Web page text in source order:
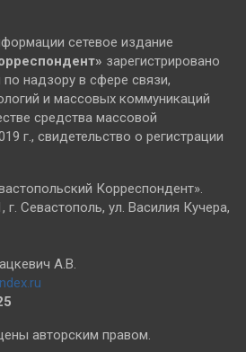
сетевое издание
зарегистрировано
надзору в сфере связи,
и массовых коммуникаций
средства массовой
г., свидетельство о регистрации
Корреспондент».
г. Севастополь, ул. Василия Кучера,
А.В.
авторским правом.